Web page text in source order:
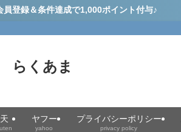
登録＆条件達成で1,000ポイント付与♪
らくあま
ヤフー
yahoo
プライバシーポリシー
privacy policy